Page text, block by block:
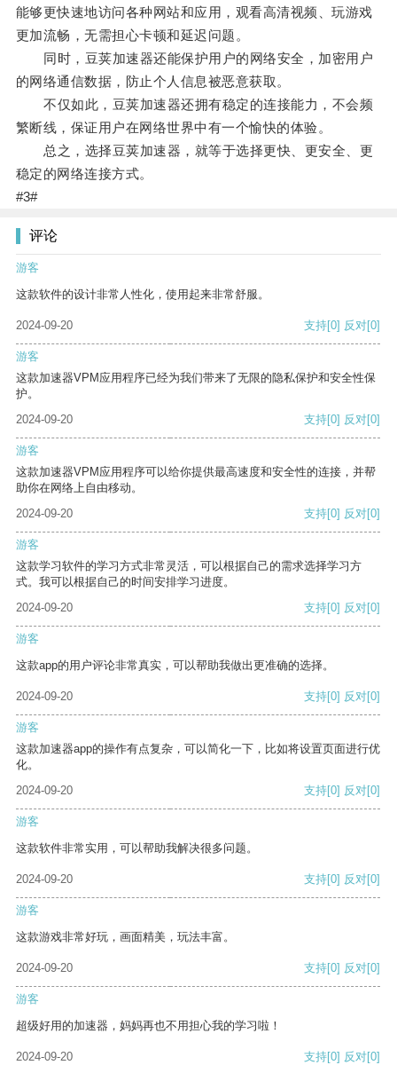
能够更快速地访问各种网站和应用，观看高清视频、玩游戏
更加流畅，无需担心卡顿和延迟问题。
同时，豆荚加速器还能保护用户的网络安全，加密用户
的网络通信数据，防止个人信息被恶意获取。
不仅如此，豆荚加速器还拥有稳定的连接能力，不会频
繁断线，保证用户在网络世界中有一个愉快的体验。
总之，选择豆荚加速器，就等于选择更快、更安全、更
稳定的网络连接方式。
#3#
评论
游客
这款软件的设计非常人性化，使用起来非常舒服。
2024-09-20 支持[0] 反对[0]
游客
这款加速器VPM应用程序已经为我们带来了无限的隐私保护和安全性保
护。
2024-09-20
支持[0] 反对[0]
游客
这款加速器VPM应用程序可以给你提供最高速度和安全性的连接，并帮
助你在网络上自由移动。
2024-09-20
支持[0] 反对[0]
游客
这款学习软件的学习方式非常灵活，可以根据自己的需求选择学习方
式。我可以根据自己的时间安排学习进度。
2024-09-20
支持[0] 反对[0]
游客
这款app的用户评论非常真实，可以帮助我做出更准确的选择。
2024-09-20 支持[0] 反对[0]
游客
这款加速器app的操作有点复杂，可以简化一下，比如将设置页面进行优
化。
2024-09-20
支持[0] 反对[0]
游客
这款软件非常实用，可以帮助我解决很多问题。
2024-09-20 支持[0] 反对[0]
游客
这款游戏非常好玩，画面精美，玩法丰富。
2024-09-20 支持[0] 反对[0]
游客
超级好用的加速器，妈妈再也不用担心我的学习啦！
2024-09-20 支持[0] 反对[0]